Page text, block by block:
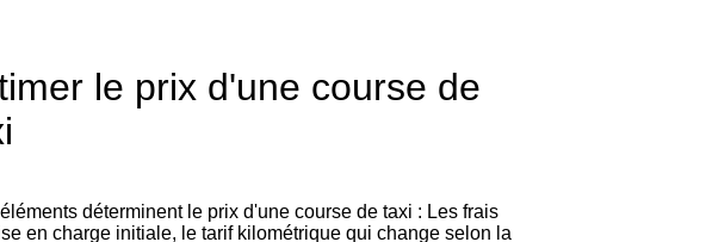
le prix d'une course de
déterminent le prix d'une course de taxi : Les frais
en charge initiale, le tarif kilométrique qui change selon la